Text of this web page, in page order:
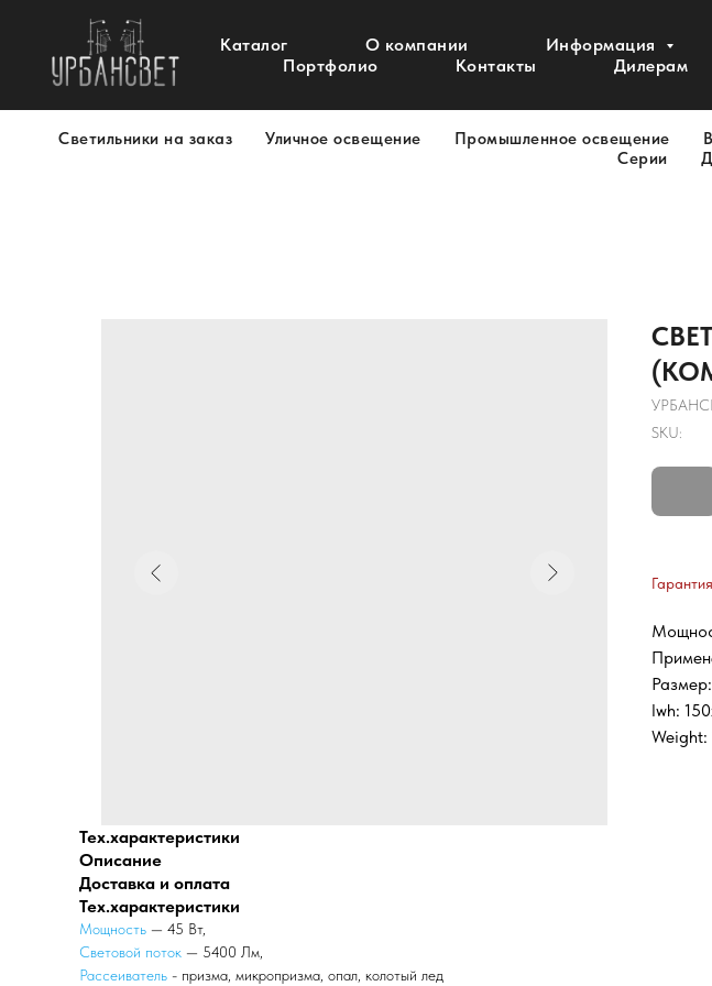
Каталог О компании
Информация
Портфолио
Контакты Дилерам
Светильники на заказ Уличное освещение Промышленное освещение
Серии
SKU:
lwh:
Weight:
Тех.характеристики
Описание
Доставка и оплата
Тех.характеристики
Мощность — 45 Вт,
Световой поток — 5400 Лм,
Рассеиватель - призма, микропризма, опал, колотый лед